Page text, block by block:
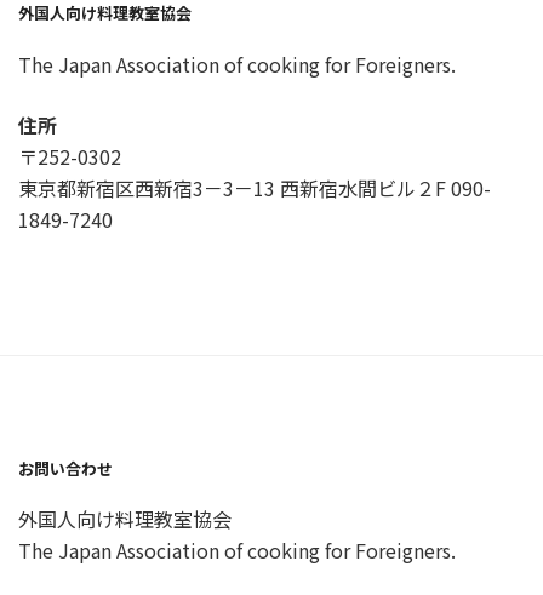
外国人向け料理教室協会
The Japan Association of cooking for Foreigners.
住所
〒252-0302
東京都新宿区西新宿3－3－13 西新宿水間ビル２F 090-
1849-7240
お問い合わせ
外国人向け料理教室協会
The Japan Association of cooking for Foreigners.